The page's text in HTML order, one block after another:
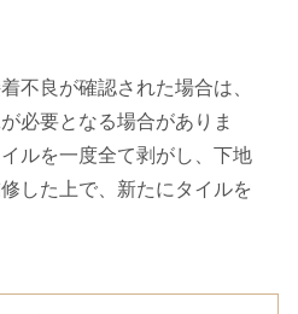
不良が確認された場合は、
必要となる場合がありま
ルを一度全て剥がし、下地
した上で、新たにタイルを